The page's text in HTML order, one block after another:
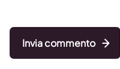
Invia commento